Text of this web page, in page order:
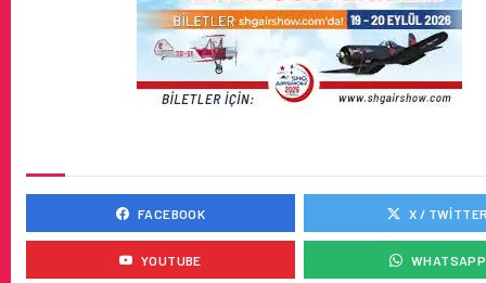
FACEBOOK X /
YOUTUBE WHATSAPP